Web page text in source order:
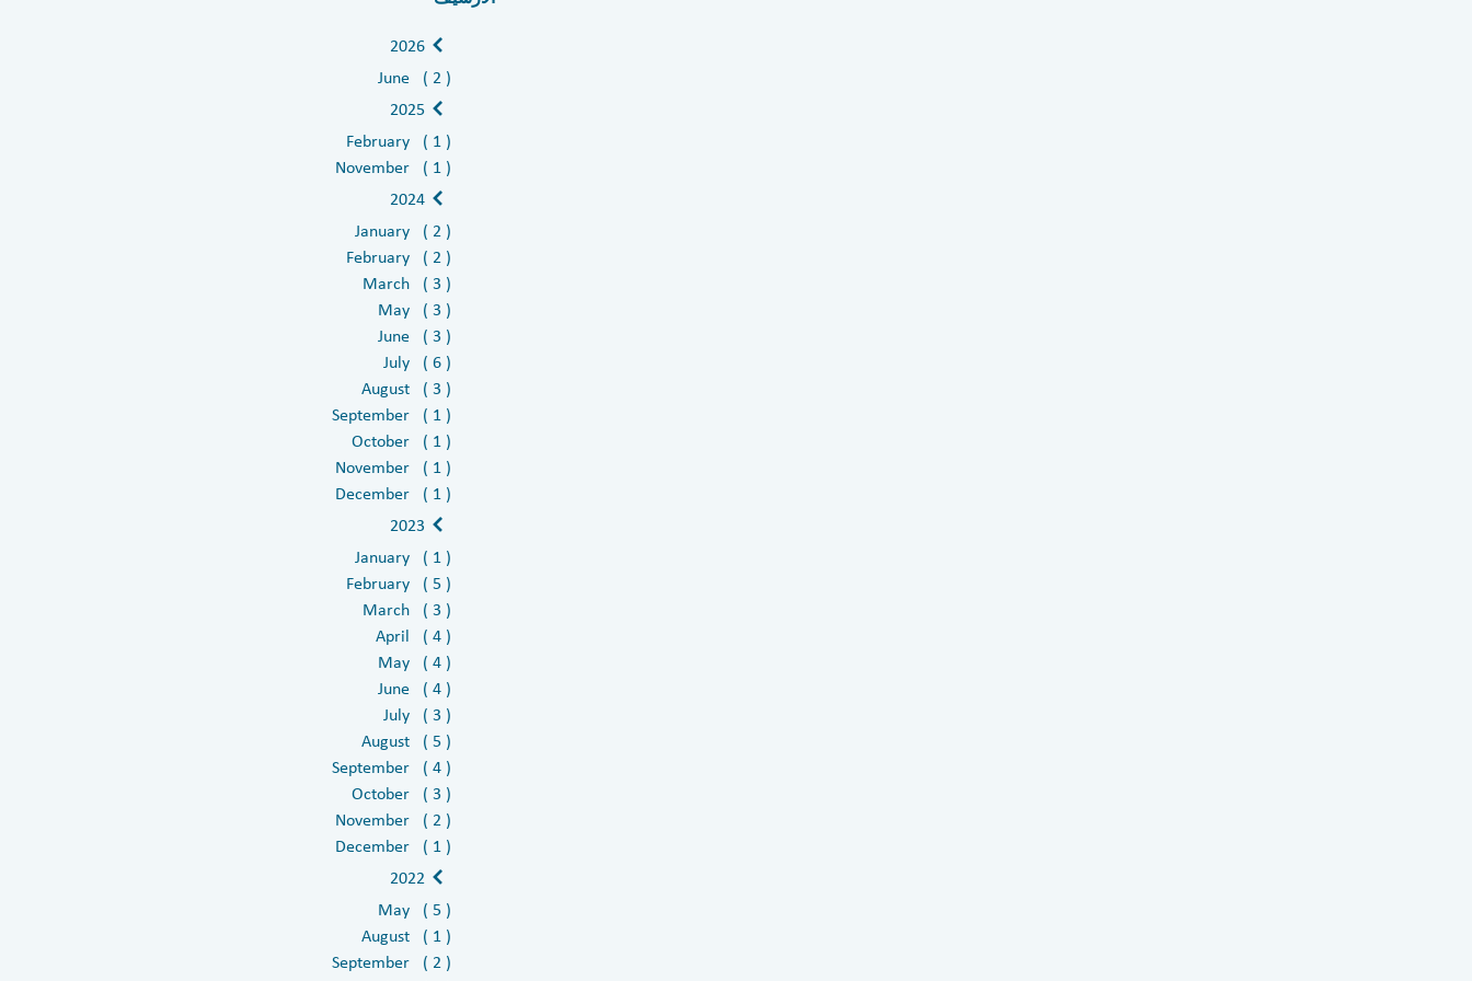
2026
June ( 2 )
2025
February ( 1 )
November ( 1 )
2024
January ( 2 )
February ( 2 )
March ( 3 )
May ( 3 )
June ( 3 )
July ( 6 )
August ( 3 )
September ( 1 )
October ( 1 )
November ( 1 )
December ( 1 )
2023
January ( 1 )
February ( 5 )
March ( 3 )
April ( 4 )
May ( 4 )
June ( 4 )
July ( 3 )
August ( 5 )
September ( 4 )
October ( 3 )
November ( 2 )
December ( 1 )
2022
May ( 5 )
August ( 1 )
September ( 2 )